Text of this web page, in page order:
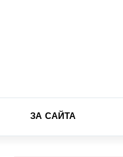
ЗА САЙТА